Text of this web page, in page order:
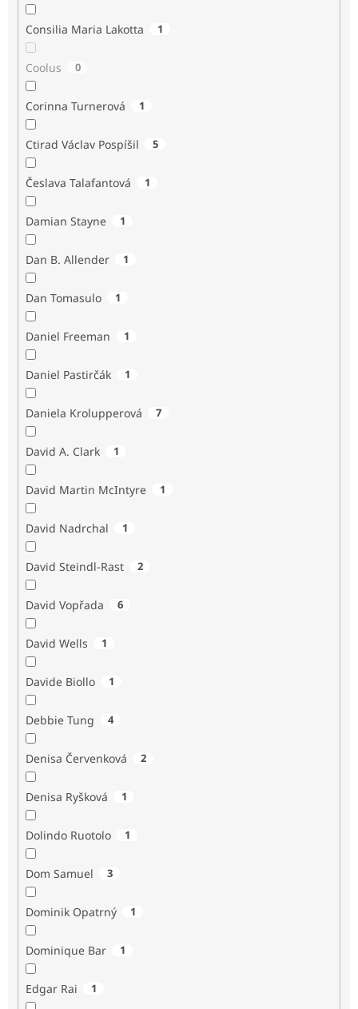
Consilia Maria Lakotta 1
Coolus 0
Corinna Turnerová 1
Ctirad Václav Pospíšil 5
Česlava Talafantová 1
Damian Stayne 1
Dan B. Allender 1
Dan Tomasulo 1
Daniel Freeman 1
Daniel Pastirčák 1
Daniela Krolupperová 7
David A. Clark 1
David Martin McIntyre 1
David Nadrchal 1
David Steindl-Rast 2
David Vopřada 6
David Wells 1
Davide Biollo 1
Debbie Tung 4
Denisa Červenková 2
Denisa Ryšková 1
Dolindo Ruotolo 1
Dom Samuel 3
Dominik Opatrný 1
Dominique Bar 1
Edgar Rai 1